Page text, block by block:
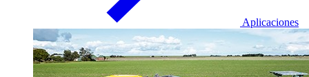
Aplicaciones